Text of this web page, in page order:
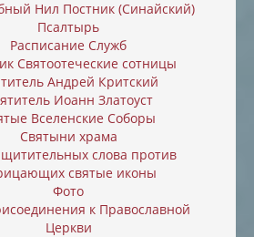
Нил Постник (Синайский)
Псалтырь
Расписание Служб
Святоотеческие сотницы
Андрей Критский
Иоанн Златоуст
Вселенские Соборы
Святыни храма
слова против
святые иконы
Фото
к Православной
Церкви